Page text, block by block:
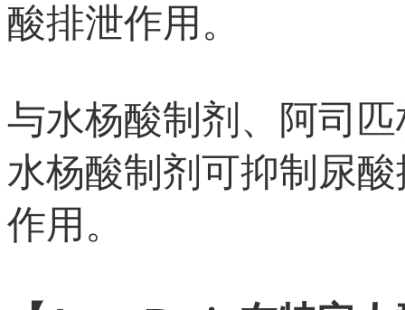
酸排泄作用。
与水杨酸制剂、阿司
水杨酸制剂可抑制尿
作用。